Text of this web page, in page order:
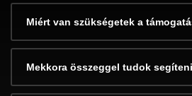
Miért van szükségetek a
Mekkora összeggel tudok